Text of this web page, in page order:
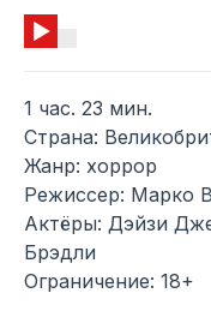
1 час. 23 мин.
Страна:
Жанр: хоррор
Режиссер: Марко
Актёры: Дэйзи
Брэдли
Ограничение: 18+